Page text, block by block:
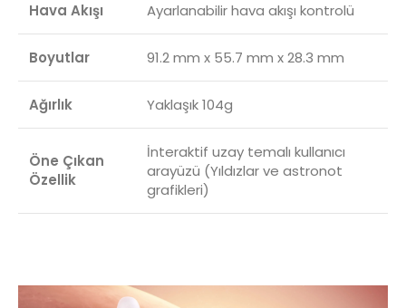
Hava Akışı Ayarlanabilir hava akışı kontrolü
Boyutlar 91.2 mm x 55.7 mm x 28.3 mm
Ağırlık Yaklaşık 104g
Öne Çıkan
Özellik
İnteraktif uzay temalı kullanıcı
arayüzü (Yıldızlar ve astronot
grafikleri)